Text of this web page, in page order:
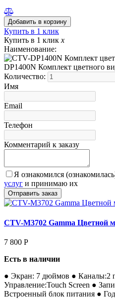
Купить в 1 клик
Купить в 1 клик x
Наименование:
DP1400N Комплект цветного
Количество:
Имя
Email
Телефон
Комментарий к заказу
Я ознакомился
услуг и принимаю их
CTV-M3702 Gamma Цветной
7 800 Р
Есть в наличии
● Экран: 7 дюймов ● Каналы:2
Управление:Touch Screen ●
Встроенный блок питания ●